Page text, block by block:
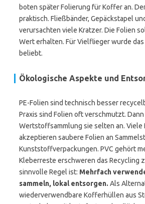
boten später Folierung für Koffer an.
praktisch. Fließbänder, Gepäckstapel
verursachten viele Kratzer. Die Folien
Wert erhalten. Für Vielflieger wurde
beliebt.
Ökologische Aspekte und
PE-Folien sind technisch besser
Praxis sind Folien oft verschmutzt.
Wertstoffsammlung sie selten an. Viele
akzeptieren saubere Folien an
Kunststoffverpackungen. PVC gehört
Kleberreste erschweren das Recycling
sinnvolle Regel ist: Mehrfach
sammeln, lokal entsorgen. Als
wiederverwendbare Kofferhüllen aus